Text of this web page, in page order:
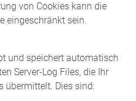
von Cookies kann die
eingeschränkt sein.
und speichert automatisch
Server-Log Files, die Ihr
übermittelt. Dies sind: